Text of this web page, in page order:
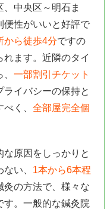
中央区～明石ま
便性がいいと好評で
から徒歩4分ですの
ます。近隣のタイ
一部割引チケット
イバシーの保持と
く、 全部屋完全個
原因をしっかりと
い、 1本から6本程
灸の方法で、様々な
す。一般的な鍼灸院